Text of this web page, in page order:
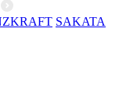
SAKATA